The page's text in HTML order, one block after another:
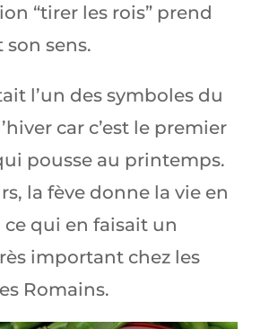
“tirer les rois” prend
sens.
l’un des symboles du
car c’est le premier
pousse au printemps.
la fève donne la vie en
qui en faisait un
important chez les
Romains.